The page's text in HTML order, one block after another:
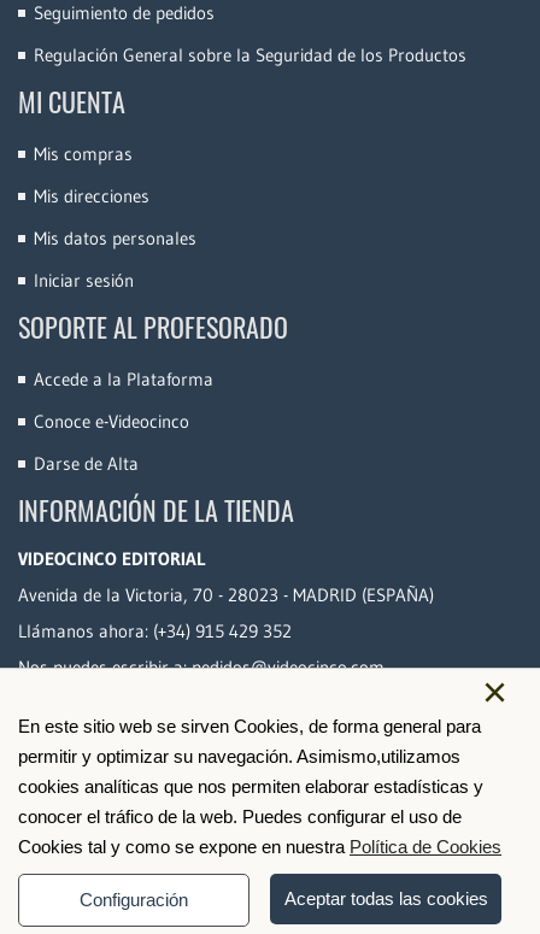
×
En este sitio web se sirven Cookies, de forma general para
permitir y optimizar su navegación. Asimismo,utilizamos
cookies analíticas que nos permiten elaborar estadísticas y
conocer el tráfico de la web. Puedes configurar el uso de
Cookies tal y como se expone en nuestra Política de Cookies
Configuración Aceptar todas las cookies
Seguimiento de pedidos
Regulación General sobre la Seguridad de los Productos
MI CUENTA
Mis compras
Mis direcciones
Mis datos personales
Iniciar sesión
SOPORTE AL PROFESORADO
Accede a la Plataforma
Conoce e-Videocinco
Darse de Alta
INFORMACIÓN DE LA TIENDA
VIDEOCINCO EDITORIAL
Avenida de la Victoria, 70 - 28023 - MADRID (ESPAÑA)
Llámanos ahora: (+34) 915 429 352
Nos puedes escribir a:pedidos@videocinco.com
PAGO SEGURO